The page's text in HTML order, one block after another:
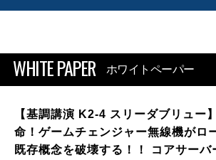
WHITE PAPER ホワイトペーパー
【基調講演 K2-4 スリーダブリュー
命！ゲームチェンジャー無線機がロ
既存概念を破壊する！！ コアサーバ